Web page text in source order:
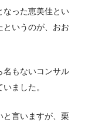
なった恵美佳とい
というのが、おお
名もないコンサル
ました。
と言いますが、栗